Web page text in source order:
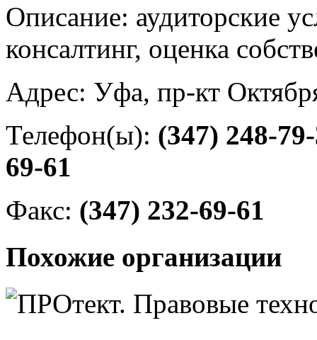
Описание: аудиторские
консалтинг, оценка
Адрес: Уфа, пр-кт
Телефон(ы): (347) 248-
69-61
Факс: (347) 232-69-61
Похожие организации